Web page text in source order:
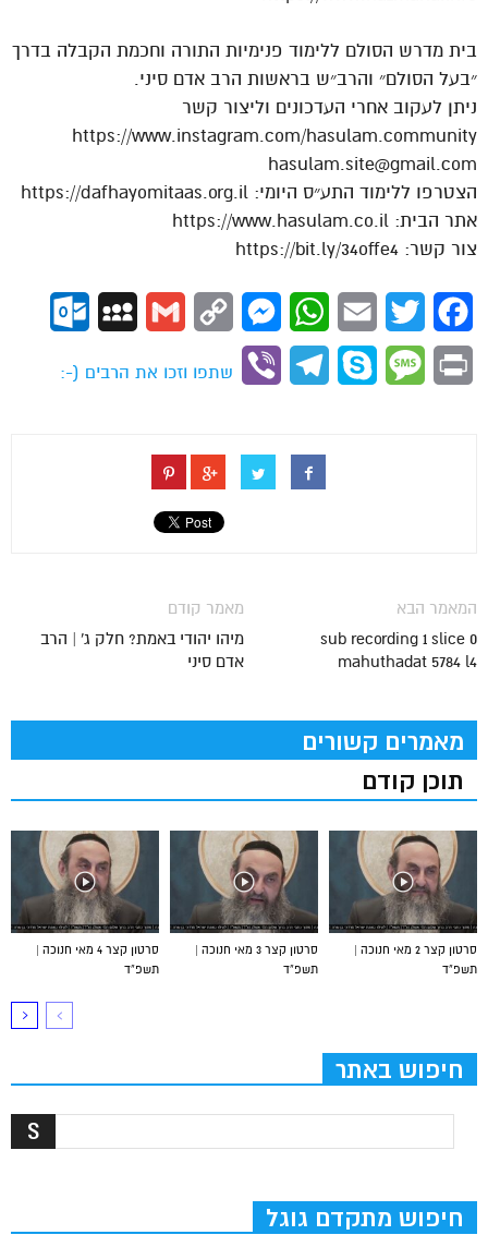
בית מדרש הסולם ללימוד פנימיות התורה וחכמת הקבלה בדרך
״בעל הסולם״ והרב״ש בראשות הרב אדם סיני.
ניתן לעקוב אחרי העדכונים וליצור קשר
https://www.instagram.com/hasulam.community
hasulam.site@gmail.com
הצטרפו ללימוד התע״ס היומי: https://dafhayomitaas.org.il
אתר הבית: https://www.hasulam.co.il
צור קשר: https://bit.ly/34offe4
Facebook
Twitter
Email
WhatsApp
Messenger
Copy
Gmail
MySpace
Print
Message
Skype
Telegram
Viber
שתפו וזכו את הרבים (-:
מאמר קודם
מיהו יהודי באמת? חלק ג' | הרב
אדם סיני
המאמר הבא
sub recording 1 slice 0
mahuthadat 5784 l4
מאמרים קשורים
תוכן קודם
סרטון קצר 4 מאי חנוכה |
תשפ”ד
סרטון קצר 3 מאי חנוכה |
תשפ”ד
סרטון קצר 2 מאי חנוכה |
תשפ”ד
חיפוש באתר
חיפוש מתקדם גוגל